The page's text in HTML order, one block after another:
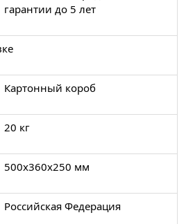
гарантии до 5 лет
Картонный короб
20 кг
500х360х250 мм
Российская Федерация